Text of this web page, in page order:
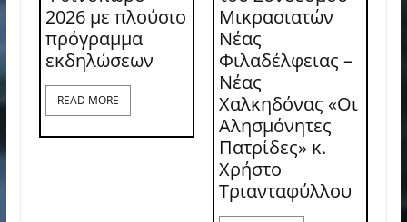
2026 με πλούσιο
πρόγραμμα
εκδηλώσεων
READ MORE
Μικρασιατών
Νέας
Φιλαδέλφειας –
Νέας
Χαλκηδόνας «Οι
Αλησμόνητες
Πατρίδες» κ.
Χρήστο
Τριανταφύλλου